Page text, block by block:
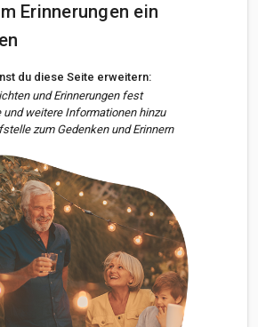
Erinnerungen ein
du diese Seite erweitern:
und Erinnerungen fest
und weitere Informationen hinzu
zum Gedenken und Erinnern